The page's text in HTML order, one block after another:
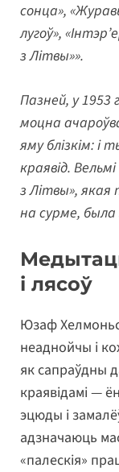
сонца»,
лугоў»,
з Літвы»».
Пазней, у 1953
моцна
яму блізкім: і
краявід.
з Літвы»,
на сурме, была
і лясоў
Юзаф
неаднойчы і
як сапраўдны
краявідамі —
эцюды і
адзначаюць
«палескія»